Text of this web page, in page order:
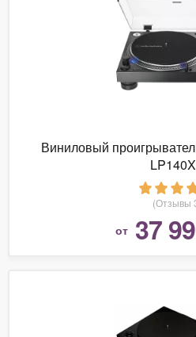
Виниловый
(Отзывы
от 37